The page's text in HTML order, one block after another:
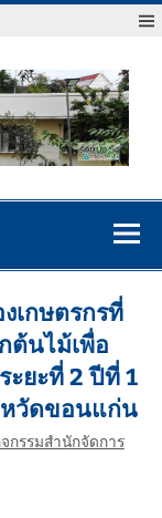
ป.ที่ 7
นแก่น)
เกษตรกรที่
ต้นไม้เพื่อ
ะยะที่ 2 ปีที่ 1
วัดขอนแก่น
กรรมสำนักจัดการ